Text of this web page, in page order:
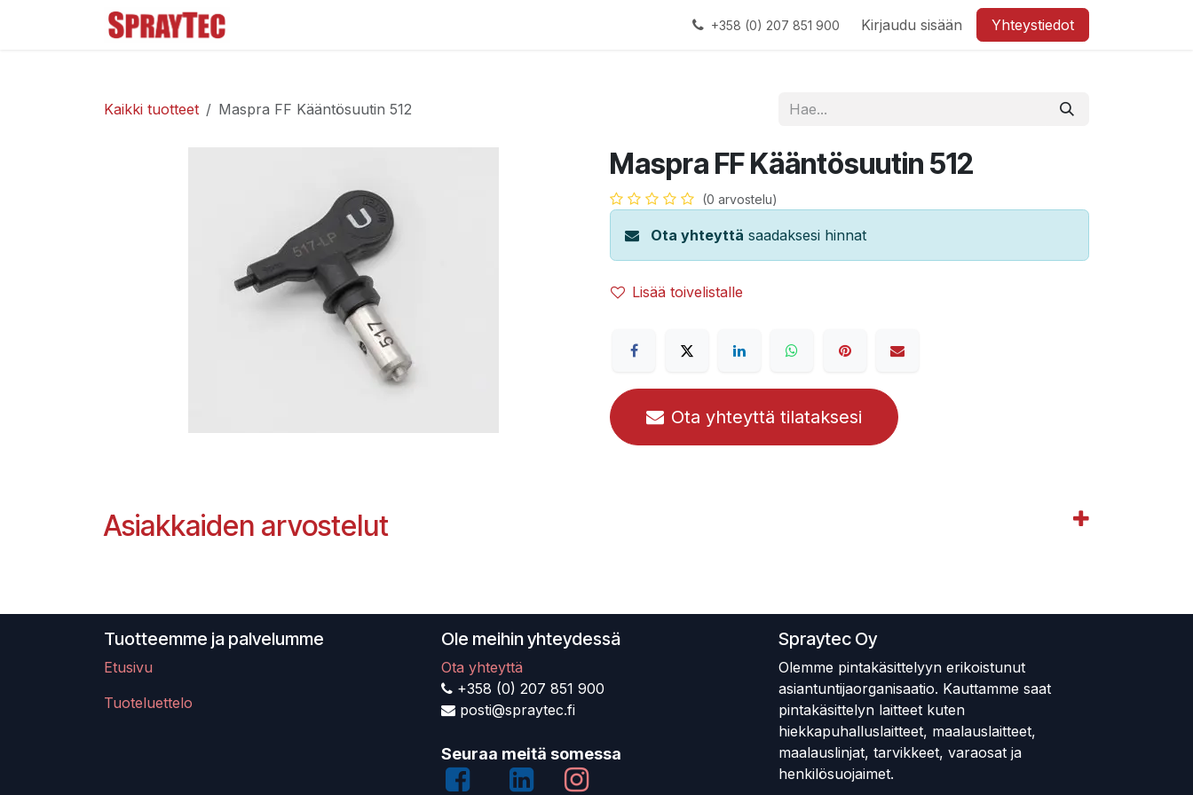
+358 (0) 207 851 900 Kirjaudu sisään Yhteystiedot
Kaikki tuotteet Maspra FF Kääntösuutin 512
Maspra FF Kääntösuutin 512
(0 arvostelu)
Ota yhteyttä saadaksesi hinnat
Lisää toivelistalle
Ota yhteyttä tilataksesi
Asiakkaiden arvostelut
Tuotteemme ja palvelumme
Etusivu
Tuoteluettelo
Ole meihin yhteydessä
Ota yhteyttä
+358 (0) 207 851 900
posti@spraytec.fi
Seuraa meitä somessa
Spraytec Oy
Olemme pintakäsittelyyn erikoistunut
asiantuntijaorganisaatio. Kauttamme saat
pintakäsittelyn laitteet kuten
hiekkapuhalluslaitteet, maalauslaitteet,
maalauslinjat, tarvikkeet, varaosat ja
henkilösuojaimet.